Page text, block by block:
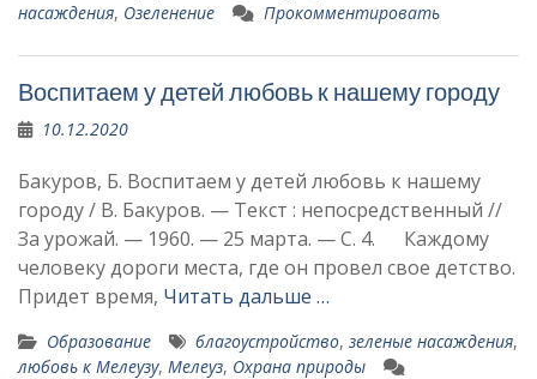
насаждения, Озеленение Прокомментировать
Воспитаем у детей любовь к нашему городу
10.12.2020
Бакуров, Б. Воспитаем у детей любовь к нашему
городу / В. Бакуров. — Текст : непосредственный //
За урожай. — 1960. — 25 марта. — С. 4. Каждому
человеку доро­ги места, где он провел свое детство.
Придет время, Читать дальше …
Образование благоустройство, зеленые насаждения,
любовь к Мелеузу, Мелеуз, Охрана природы